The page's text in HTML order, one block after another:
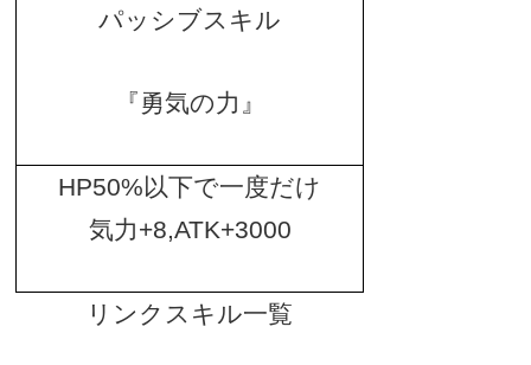
パッシブスキル
『勇気の力』
HP50%以下で一度だけ
気力+8,ATK+3000
リンクスキル一覧